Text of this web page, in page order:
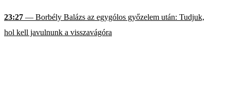
23:27 — Borbély Balázs az egygólos győzelem után: Tudjuk,
hol kell javulnunk a visszavágóra